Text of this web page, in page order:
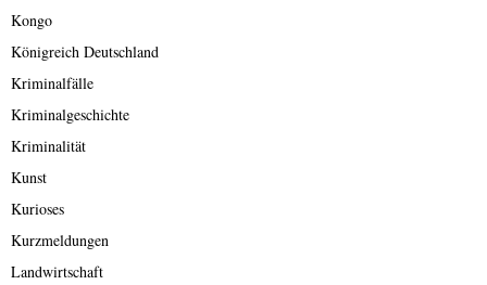
Kongo
Königreich Deutschland
Kriminalfälle
Kriminalgeschichte
Kriminalität
Kunst
Kurioses
Kurzmeldungen
Landwirtschaft